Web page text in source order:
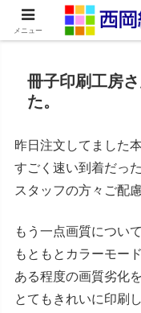
ネット
冊子印刷工房
た。
昨日注文してました
すごく速い到着だっ
スタッフの方々ご配
もう一点画質につい
もともとカラーモー
ある程度の画質劣化
とてもきれいに印刷
メニュー